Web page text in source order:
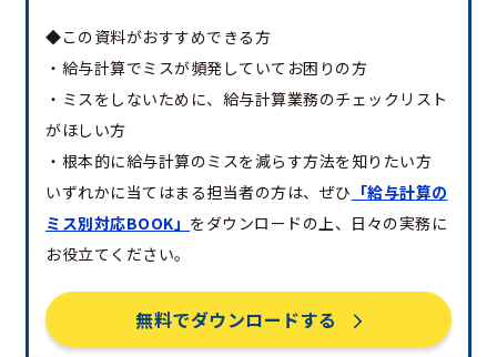
◆この資料がおすすめできる方
・給与計算でミスが頻発していてお困りの方
・ミスをしないために、給与計算業務のチェックリスト
がほしい方
・根本的に給与計算のミスを減らす方法を知りたい方
いずれかに当てはまる担当者の方は、ぜひ 「給与計算の
ミス別対応BOOK」 をダウンロードの上、日々の実務に
お役立てください。
無料でダウンロードする